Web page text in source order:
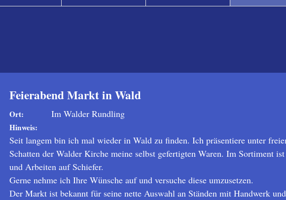
Feierabend Markt in Wald
Ort: Im Walder Rundling
Hinweis:
Seit langem bin ich mal wieder in Wald zu finden. Ich präsentiere unter
Schatten der Walder Kirche meine selbst gefertigten Waren. Im Sortiment
und Arbeiten auf Schiefer.
Gerne nehme ich Ihre Wünsche auf und versuche diese umzusetzen.
Der Markt ist bekannt für seine nette Auswahl an Ständen mit Handwerk